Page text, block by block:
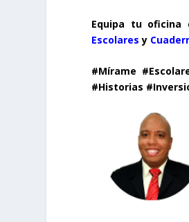
Equipa tu oficina
Escolares y
#Mírame
#Historias